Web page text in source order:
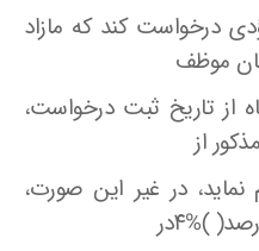
درخواست کند که مازاد
موظف
تاریخ ثبت درخواست،
از
در غیر این صورت،
)%۴در